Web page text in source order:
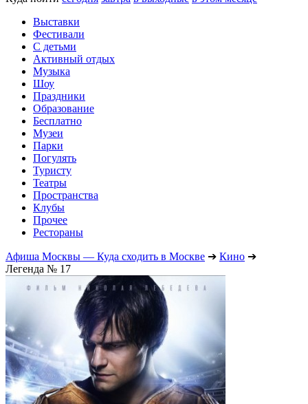
Выставки
Фестивали
С детьми
Активный отдых
Музыка
Шоу
Праздники
Образование
Бесплатно
Музеи
Парки
Погулять
Туристу
Театры
Пространства
Клубы
Прочее
Рестораны
Афиша Москвы — Куда сходить в Москве ➔ Кино ➔
Легенда № 17